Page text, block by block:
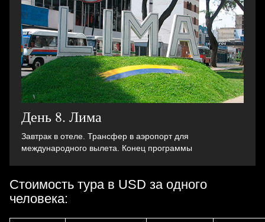
День 8. Лима
Завтрак в отеле. Трансфер в аэропорт для
международного вылета. Конец программы
Стоимость тура в USD за одного
человека: